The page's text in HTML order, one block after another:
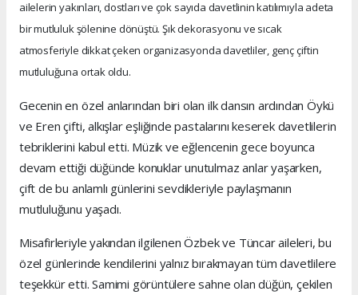
ailelerin yakınları, dostları ve çok sayıda davetlinin katılımıyla adeta
bir mutluluk şölenine dönüştü. Şık dekorasyonu ve sıcak
atmosferiyle dikkat çeken organizasyonda davetliler, genç çiftin
mutluluğuna ortak oldu.
Gecenin en özel anlarından biri olan ilk dansın ardından Öykü
ve Eren çifti, alkışlar eşliğinde pastalarını keserek davetlilerin
tebriklerini kabul etti. Müzik ve eğlencenin gece boyunca
devam ettiği düğünde konuklar unutulmaz anlar yaşarken,
çift de bu anlamlı günlerini sevdikleriyle paylaşmanın
mutluluğunu yaşadı.
Misafirleriyle yakından ilgilenen Özbek ve Tüncar aileleri, bu
özel günlerinde kendilerini yalnız bırakmayan tüm davetlilere
teşekkür etti. Samimi görüntülere sahne olan düğün, çekilen